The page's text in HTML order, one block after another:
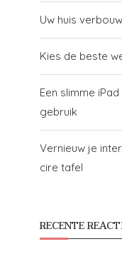
Uw huis
Kies de beste
Een slimme
gebruik
Vernieuw je
cire tafel
RECENTE